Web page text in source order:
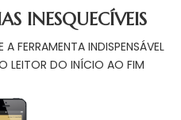
INESQUECÍVEIS
FERRAMENTA INDISPENSÁVEL
LEITOR DO INÍCIO AO FIM